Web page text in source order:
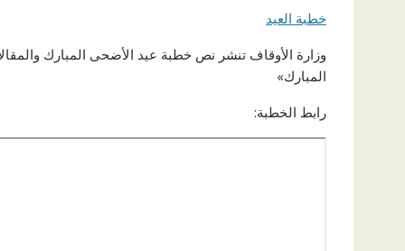
خطبة العيد
وزارة الأوقاف تنشر نص خطبة عيد الأضحى المبارك
المبارك»
رابط الخطبة: